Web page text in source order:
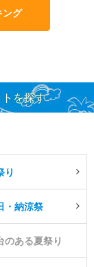
ング
を探す
り
・納涼祭
のある夏祭り